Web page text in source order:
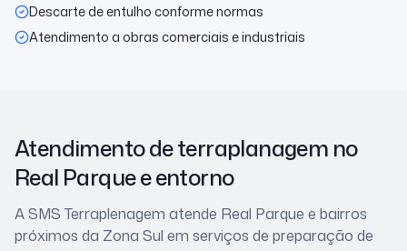
Descarte de entulho conforme normas
Atendimento a obras comerciais e industriais
Atendimento de terraplanagem no
Real Parquee entorno
A SMS Terraplenagem atende Real Parque e bairros
próximos da Zona Sul em serviços de preparação de